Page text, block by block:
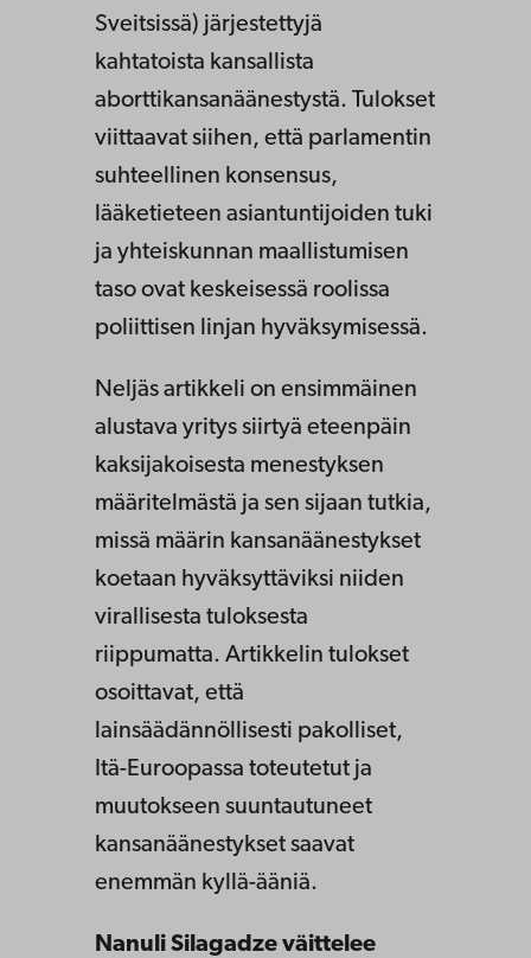
Sveitsissä) järjestettyjä
kahtatoista kansallista
aborttikansanäänestystä. Tulokset
viittaavat siihen, että parlamentin
suhteellinen konsensus,
lääketieteen asiantuntijoiden tuki
ja yhteiskunnan maallistumisen
taso ovat keskeisessä roolissa
poliittisen linjan hyväksymisessä.
Neljäs artikkeli on ensimmäinen
alustava yritys siirtyä eteenpäin
kaksijakoisesta menestyksen
määritelmästä ja sen sijaan tutkia,
missä määrin kansanäänestykset
koetaan hyväksyttäviksi niiden
virallisesta tuloksesta
riippumatta. Artikkelin tulokset
osoittavat, että
lainsäädännöllisesti pakolliset,
Itä-Euroopassa toteutetut ja
muutokseen suuntautuneet
kansanäänestykset saavat
enemmän kyllä-ääniä.
Nanuli Silagadze väittelee